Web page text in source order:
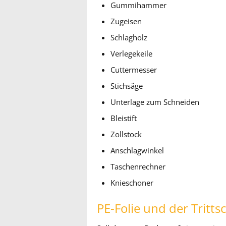
Gummihammer
Zugeisen
Schlagholz
Verlegekeile
Cuttermesser
Stichsäge
Unterlage zum Schneiden
Bleistift
Zollstock
Anschlagwinkel
Taschenrechner
Knieschoner
PE-Folie und der